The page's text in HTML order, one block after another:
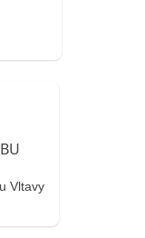
Vltavy